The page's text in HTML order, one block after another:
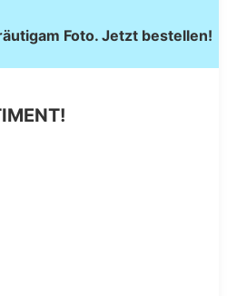
Foto. Jetzt bestellen!